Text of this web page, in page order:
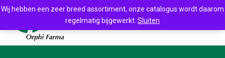
Wij hebben een zeer breed assortiment, onze catalogus wordt daarom
regelmatig bijgewerkt. Sluiten